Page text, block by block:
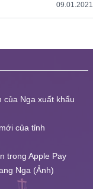
09.01.2021
của Nga xuất khẩu
của tỉnh
trong Apple Pay
Nga (Ảnh)